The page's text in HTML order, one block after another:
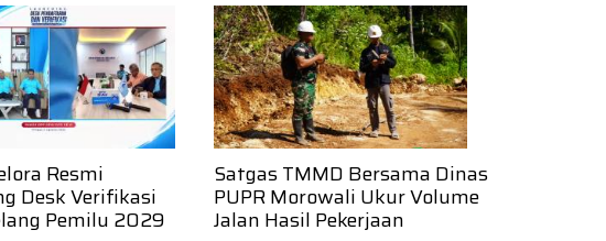
Resmi
Desk Verifikasi
Pemilu 2029
Satgas TMMD Bersama Dinas
PUPR Morowali Ukur Volume
Jalan Hasil Pekerjaan